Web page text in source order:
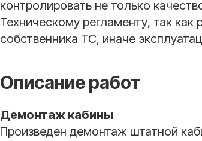
контролировать не только
Техническому регламенту, так
собственника ТС, иначе
Описание работ
Демонтаж кабины
Произведен демонтаж штатной